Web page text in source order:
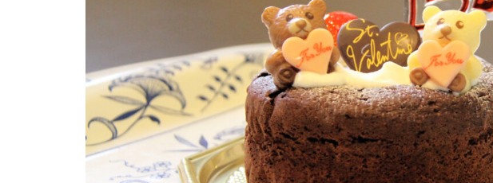
【NEW OPEN】AS. Alexandrite
【NEW OPEN】しろとうみ／上
田宝飾時計店